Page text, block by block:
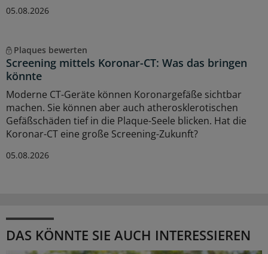
05.08.2026
Plaques bewerten
Screening mittels Koronar-CT: Was das bringen
könnte
Moderne CT-Geräte können Koronargefäße sichtbar
machen. Sie können aber auch atherosklerotischen
Gefäßschäden tief in die Plaque-Seele blicken. Hat die
Koronar-CT eine große Screening-Zukunft?
05.08.2026
DAS KÖNNTE SIE AUCH INTERESSIEREN